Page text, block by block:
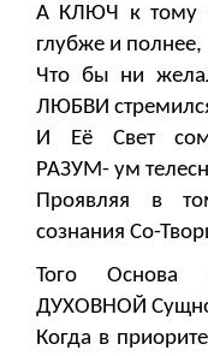
А КЛЮЧ к тому
глубже и полнее,
Что бы ни
ЛЮБВИ
И Её Свет
РАЗУМ- ум
Проявляя в
сознания Со-
Того Основа
ДУХОВНОЙ
Когда в